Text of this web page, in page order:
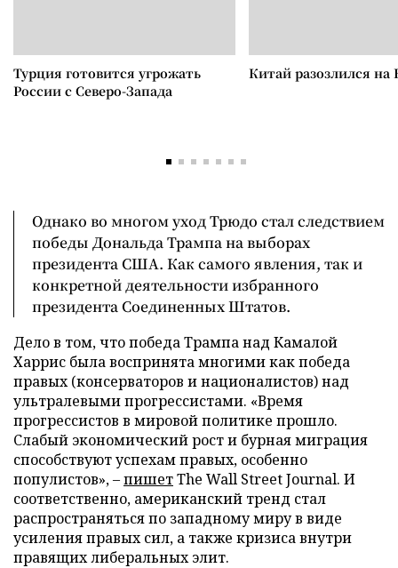
Турция готовится угрожать
России с Северо-Запада
Китай разозлился на
Однако во многом уход Трюдо стал следствием
победы Дональда Трампа на выборах
президента США. Как самого явления, так и
конкретной деятельности избранного
президента Соединенных Штатов.
Дело в том, что победа Трампа над Камалой
Харрис была воспринята многими как победа
правых (консерваторов и националистов) над
ультралевыми прогрессистами. «Время
прогрессистов в мировой политике прошло.
Слабый экономический рост и бурная миграция
способствуют успехам правых, особенно
популистов», –пишетThe Wall Street Journal. И
соответственно, американский тренд стал
распространяться по западному миру в виде
усиления правых сил, а также кризиса внутри
правящих либеральных элит.